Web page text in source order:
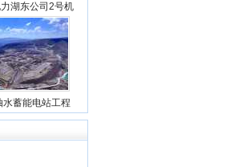
湖东公司2号机
点火一次成功
水蓄能电站工程